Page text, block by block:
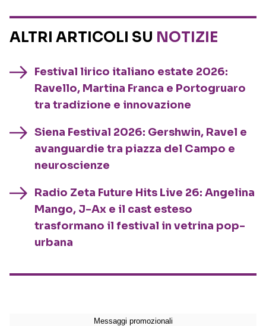
ALTRI ARTICOLI SU NOTIZIE
Festival lirico italiano estate 2026:
Ravello, Martina Franca e Portogruaro
tra tradizione e innovazione
Siena Festival 2026: Gershwin, Ravel e
avanguardie tra piazza del Campo e
neuroscienze
Radio Zeta Future Hits Live 26: Angelina
Mango, J-Ax e il cast esteso
trasformano il festival in vetrina pop-
urbana